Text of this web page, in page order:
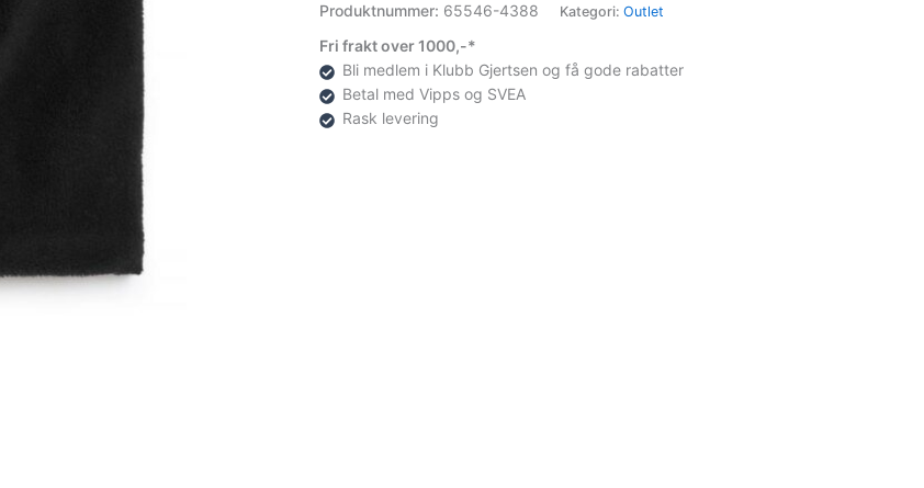
Produktnummer: 65546-4388 Kategori: Outlet
Fri frakt over 1000,-*
Bli medlem i Klubb Gjertsen og få gode rabatter
Betal med Vipps og SVEA
Rask levering